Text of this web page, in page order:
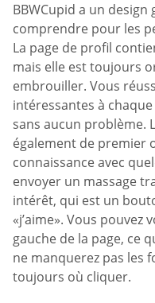
BBWCupid a un
comprendre pour les
La page de profil
mais elle est toujours
embrouiller. Vous
intéressantes à
sans aucun problème.
également de premier
connaissance avec
envoyer un massage
intérêt, qui est un
«j’aime». Vous
gauche de la page, ce
ne manquerez pas les
toujours où cliquer.